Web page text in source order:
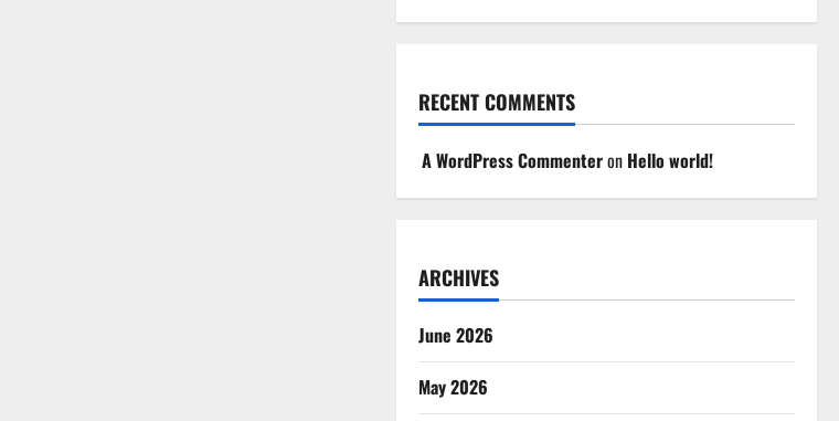
RECENT COMMENTS
A WordPress Commenteron Hello world!
ARCHIVES
June 2026
May 2026